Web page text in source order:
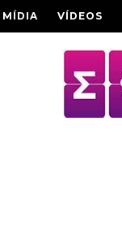
MÍDIA VÍDEOS